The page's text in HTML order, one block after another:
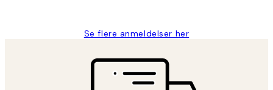
Se flere anmeldelser her